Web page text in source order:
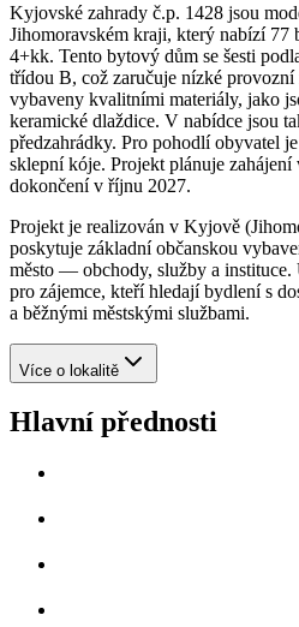
Kyjovské zahrady č.p. 1428 jsou
Jihomoravském kraji, který nabízí
4+kk. Tento bytový dům se šesti
třídou B, což zaručuje nízké
vybaveny kvalitními materiály, jako
keramické dlaždice. V nabídce jsou
předzahrádky. Pro pohodlí obyvatel
sklepní kóje. Projekt plánuje
dokončení v říjnu 2027.
Projekt je realizován v Kyjově
poskytuje základní občanskou
město — obchody, služby a
pro zájemce, kteří hledají bydlení s
a běžnými městskými službami.
Více o lokalitě
Hlavní přednosti